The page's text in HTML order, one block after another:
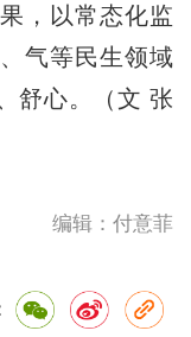
，以常态化监
气等民生领域
舒心。（文 张
编辑：付意菲